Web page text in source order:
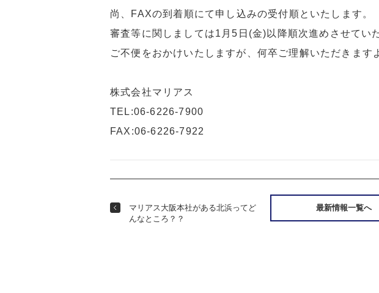
尚、FAXの到着順にて申し込みの受付順といたします。
審査等に関しましては1月5日(金)以降順次進めさせてい
ご不便をおかけいたしますが、何卒ご理解いただきます
株式会社マリアス
TEL:06-6226-7900
FAX:06-6226-7922
マリアス大阪本社がある北浜ってど
んなところ？？
最新情報一覧へ